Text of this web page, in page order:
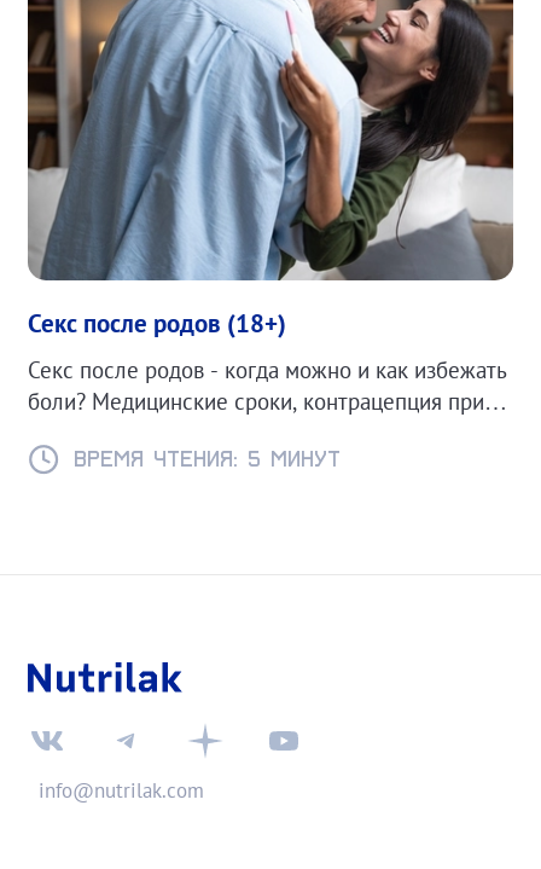
Секс после родов (18+)
Секс после родов - когда можно и как избежать
боли? Медицинские сроки, контрацепция при
интимной жизни.
Время чтения: 5 минут
info@nutrilak.com